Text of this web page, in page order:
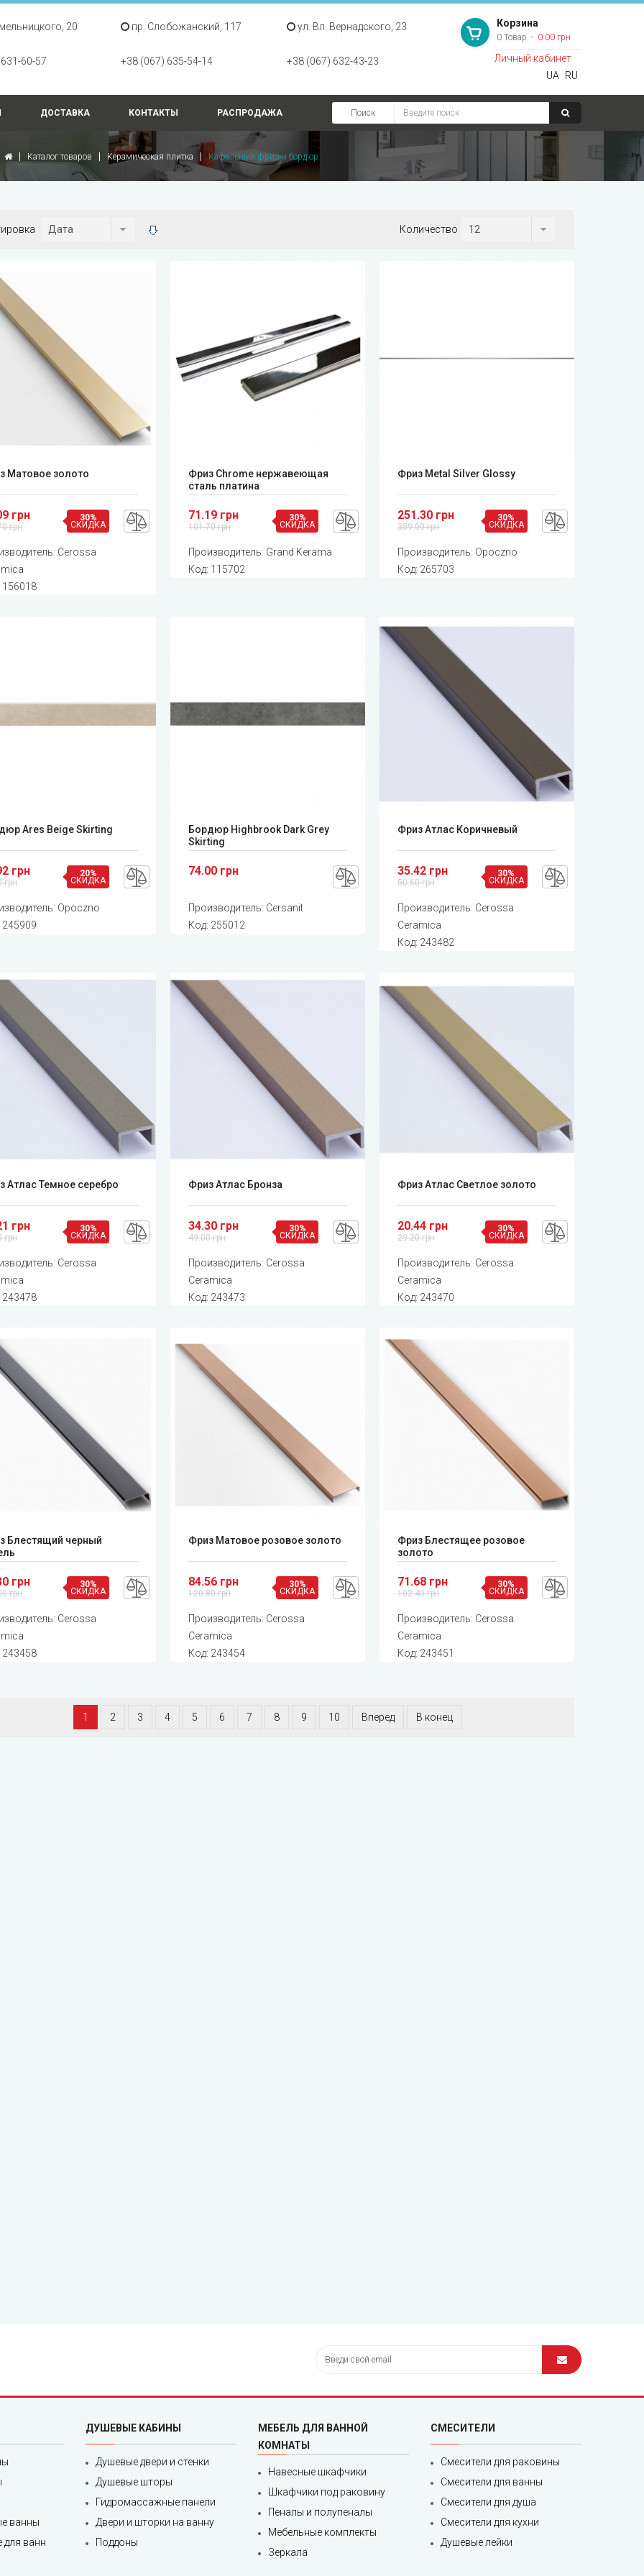
20
60-57
пр. Слобожанский, 117
+38 (067) 635-54-14
ул. Вл. Вернадского, 23
+38 (067) 632-43-23
Корзина
0 Товар 0.00 грн
Личный кабинет
UA
RU
ДОСТАВКА КОНТАКТЫ РАСПРОДАЖА Поиск
Каталог товаров Керамическая плитка Кафельный фриз и бордюр
Количество
Матовое золото
грн
грн
30%
СКИДКА
Cerossa
156018
Фриз Chrome нержавеющая
сталь платина
71.19 грн
101.70 грн
30%
СКИДКА
Производитель: Grand Kerama
Код: 115702
Фриз Metal Silver Glossy
251.30 грн
359.00 грн
30%
СКИДКА
Производитель: Opoczno
Код: 265703
Ares Beige Skirting
грн
грн
20%
СКИДКА
Opoczno
245909
Бордюр Highbrook Dark Grey
Skirting
74.00 грн
Производитель: Cersanit
Код: 255012
Фриз Атлас Коричневый
35.42 грн
50.60 грн
30%
СКИДКА
Производитель: Cerossa
Ceramica
Код: 243482
Атлас Темное серебро
грн
грн
30%
СКИДКА
Cerossa
243478
Фриз Атлас Бронза
34.30 грн
49.00 грн
30%
СКИДКА
Производитель: Cerossa
Ceramica
Код: 243473
Фриз Атлас Светлое золото
20.44 грн
29.20 грн
30%
СКИДКА
Производитель: Cerossa
Ceramica
Код: 243470
Блестящий черный
грн
грн
30%
СКИДКА
Cerossa
243458
Фриз Матовое розовое золото
84.56 грн
120.80 грн
30%
СКИДКА
Производитель: Cerossa
Ceramica
Код: 243454
Фриз Блестящее розовое
золото
71.68 грн
102.40 грн
30%
СКИДКА
Производитель: Cerossa
Ceramica
Код: 243451
1 2 3 4 5 6 7 8 9 10 Вперед В конец
ванны
ванн
ДУШЕВЫЕ КАБИНЫ
Душевые двери и стенки
Душевые шторы
Гидромассажные панели
Двери и шторки на ванну
Поддоны
МЕБЕЛЬ ДЛЯ ВАННОЙ
КОМНАТЫ
Навесные шкафчики
Шкафчики под раковину
Пеналы и полупеналы
Мебельные комплекты
Зеркала
СМЕСИТЕЛИ
Смесители для раковины
Смесители для ванны
Смесители для душа
Смесители для кухни
Душевые лейки